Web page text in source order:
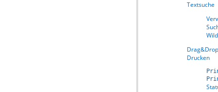
Textsuche
Drag&Drop
Drucken